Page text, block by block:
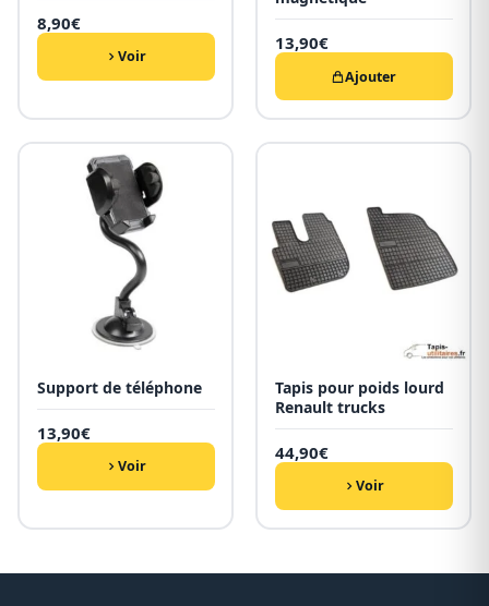
8,90€
Voir
13,90€
Ajouter
Support de téléphone
13,90€
Voir
Tapis pour poids lourd
Renault trucks
44,90€
Voir